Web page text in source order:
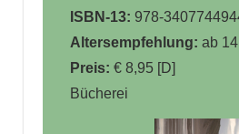
ISBN-13: 978-
Altersempfehlung: ab
Preis: € 8,95 [D]
Bücherei